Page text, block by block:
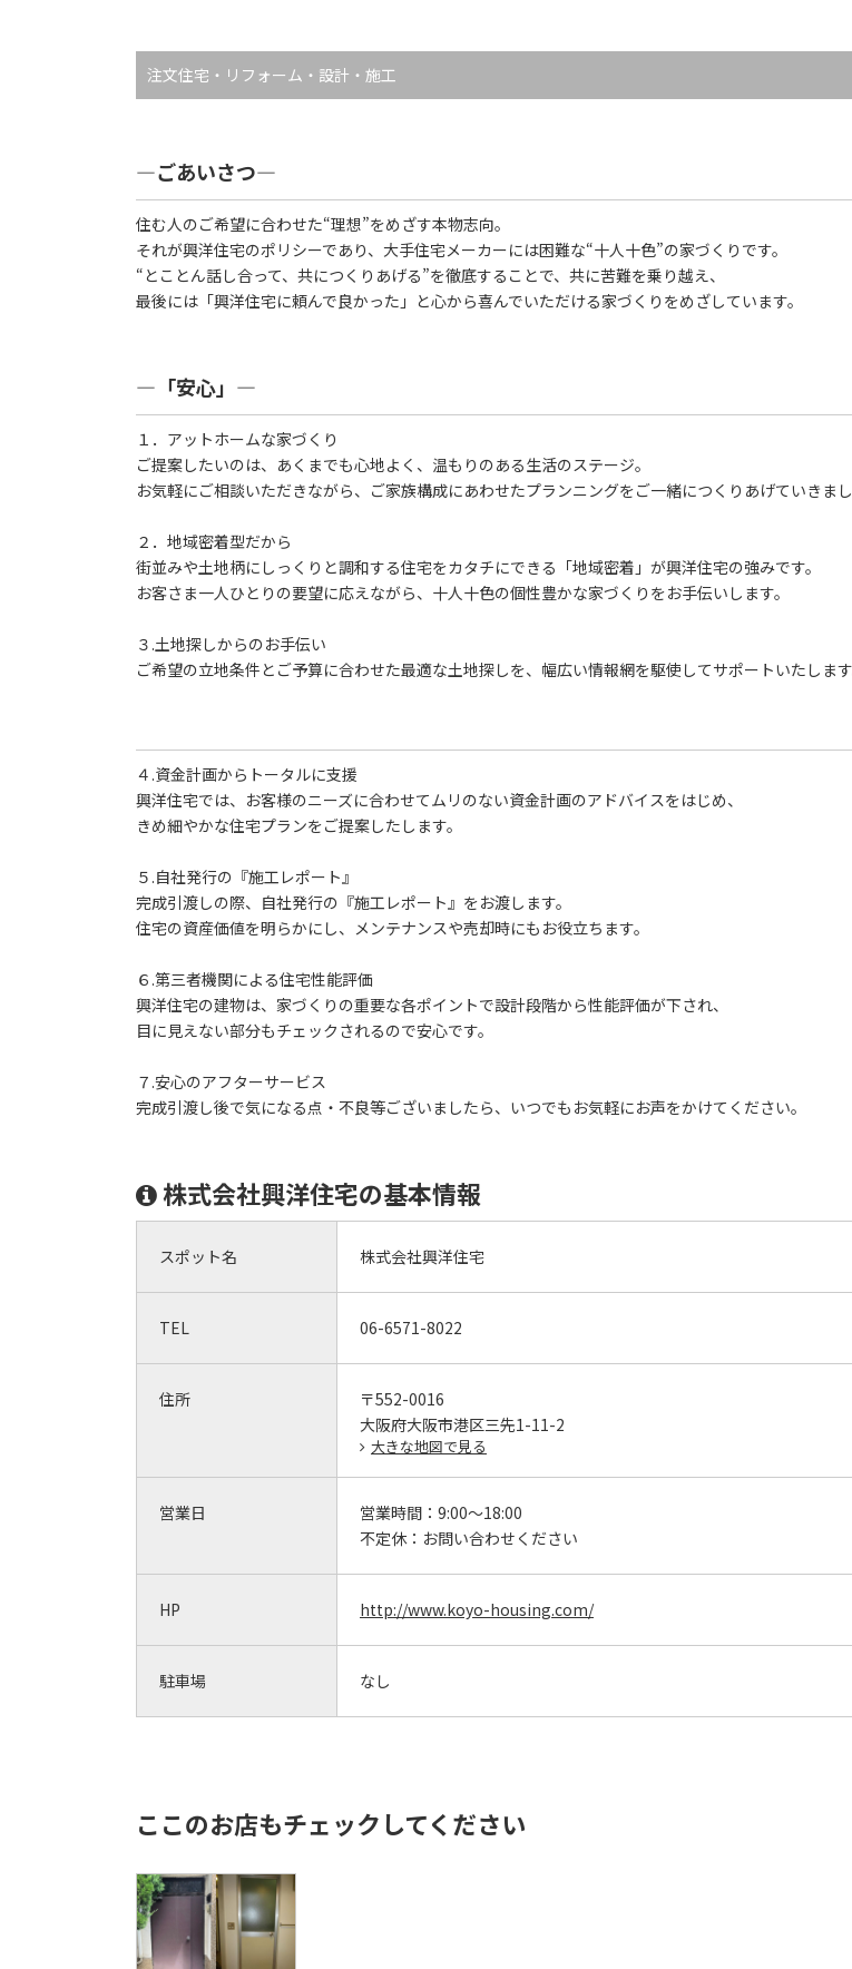
注文住宅・リフォーム・設計・施工
―ごあいさつ―
住む人のご希望に合わせた“理想”をめざす本物志向。
それが興洋住宅のポリシーであり、大手住宅メーカーには困難な“十人十色”の家づくりです。
“とことん話し合って、共につくりあげる”を徹底することで、共に苦難を乗り越え、
最後には「興洋住宅に頼んで良かった」と心から喜んでいただける家づくりをめざしています。
―「安心」―
１．アットホームな家づくり
ご提案したいのは、あくまでも心地よく、温もりのある生活のステージ。
お気軽にご相談いただきながら、ご家族構成にあわせたプランニングをご一緒につくりあげていきまし
２．地域密着型だから
街並みや土地柄にしっくりと調和する住宅をカタチにできる「地域密着」が興洋住宅の強みです。
お客さま一人ひとりの要望に応えながら、十人十色の個性豊かな家づくりをお手伝いします。
３.土地探しからのお手伝い
ご希望の立地条件とご予算に合わせた最適な土地探しを、幅広い情報網を駆使してサポートいたします
４.資金計画からトータルに支援
興洋住宅では、お客様のニーズに合わせてムリのない資金計画のアドバイスをはじめ、
きめ細やかな住宅プランをご提案したします。
５.自社発行の『施工レポート』
完成引渡しの際、自社発行の『施工レポート』をお渡します。
住宅の資産価値を明らかにし、メンテナンスや売却時にもお役立ちます。
６.第三者機関による住宅性能評価
興洋住宅の建物は、家づくりの重要な各ポイントで設計段階から性能評価が下され、
目に見えない部分もチェックされるので安心です。
７.安心のアフターサービス
完成引渡し後で気になる点・不良等ございましたら、いつでもお気軽にお声をかけてください。
株式会社興洋住宅の基本情報
スポット名 株式会社興洋住宅
TEL 06-6571-8022
住所
〒552-0016
大阪府大阪市港区三先1-11-2
大きな地図で見る
営業日 営業時間： 9:00～18:00
不定休： お問い合わせください
HP http://www.koyo-housing.com/
駐車場 なし
ここのお店もチェックしてください